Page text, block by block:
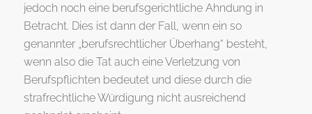
jedoch noch eine berufsgerichtliche Ahndung in
Betracht. Dies ist dann der Fall, wenn ein so
genannter „berufsrechtlicher Überhang“ besteht,
wenn also die Tat auch eine Verletzung von
Berufspflichten bedeutet und diese durch die
strafrechtliche Würdigung nicht ausreichend